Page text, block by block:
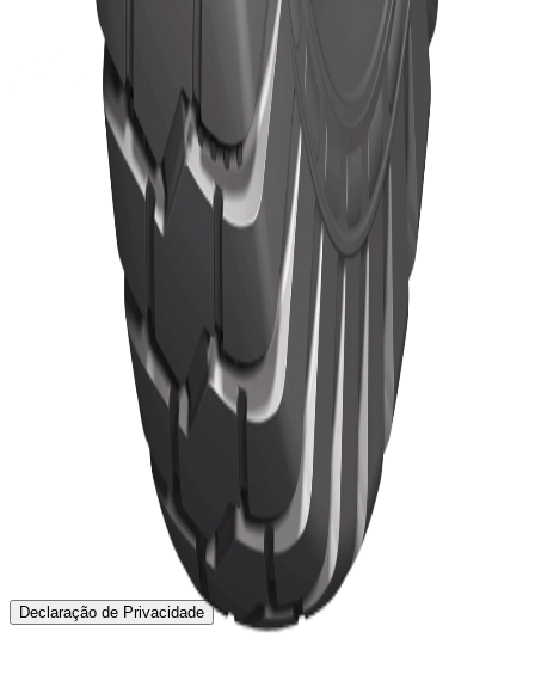
Início
Pneus
Pneus TBR
Notícias
Sobre
Localização
Contato
Declaração de Privacidade